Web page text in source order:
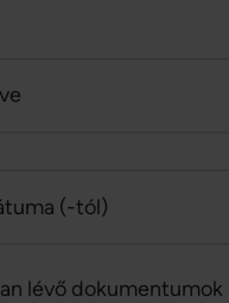
(-tól)
lévő dokumentumok